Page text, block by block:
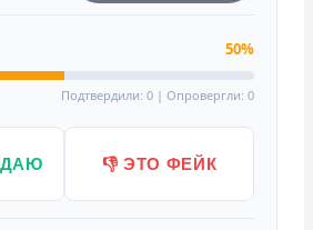
50%
Подтвердили: 0 | Опровергли: 0
👎 ЭТО ФЕЙК